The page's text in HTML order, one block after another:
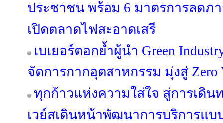
ประชาชน พร้อม 6 มาตรการลดภ
เปิดตลาดไฟสะอาดเสรี
เบเยอร์ตอกย้ำผู้นำ Green
จัดการกากอุตสาหกรรม มุ่งสู่ Zero
ทุกก้าวแห่งความใส่ใจ สู่การเดิน
เวย์สเดินหน้าพัฒนาการบริการแบบ